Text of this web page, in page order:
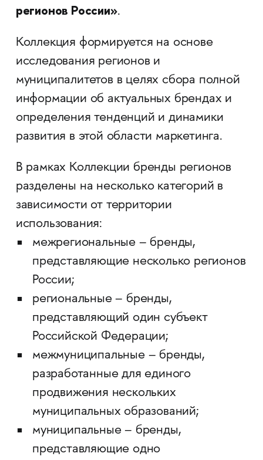
регионов России».
Коллекция формируется на основе
исследования регионов и
муниципалитетов в целях сбора полной
информации об актуальных брендах и
определения тенденций и динамики
развития в этой области маркетинга.
В рамках Коллекции бренды регионов
разделены на несколько категорий в
зависимости от территории
использования:
межрегиональные – бренды,
представляющие несколько регионов
России;
региональные – бренды,
представляющий один субъект
Российской Федерации;
межмуниципальные – бренды,
разработанные для единого
продвижения нескольких
муниципальных образований;
муниципальные – бренды,
представляющие одно